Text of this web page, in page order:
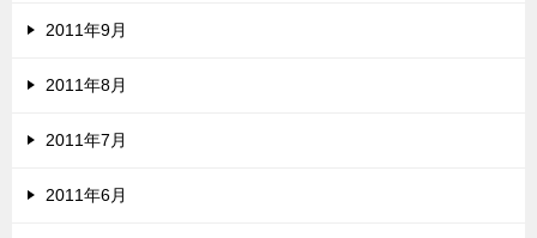
2011年9月
2011年8月
2011年7月
2011年6月